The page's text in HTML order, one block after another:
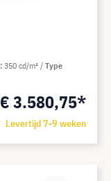
€ 3.580,75*
Levertijd 7-9 weken
350 cd/m²
Type